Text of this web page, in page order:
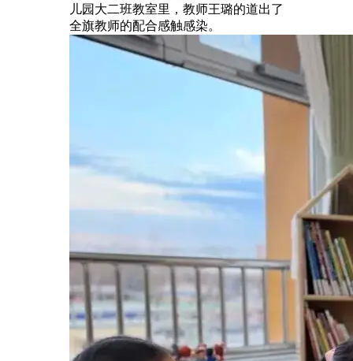
儿园大二班教室里，教师王璐的道出了
全旗教师的配合感触感染。